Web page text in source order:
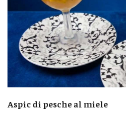
Aspic di pesche al miele